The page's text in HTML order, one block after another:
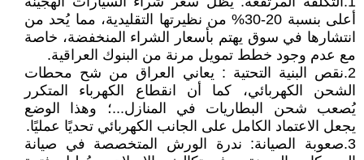
أعلى بنسبة 20-30% من نظيرتها التقليدية، مما يُحد من
انتشارها في سوق يهتم بأسعار الشراء المنخفضة، خاصة
مع عدم وجود خطط تمويل مرنة من البنوك العراقية.
2.نقص البنية التحتية : يعاني العراق من شح محطات
الشحن الكهربائي، كما أن انقطاع الكهرباء المتكرر
يُصعب شحن البطاريات في المنازل...؛ وهذا الوضع
يجعل الاعتماد الكامل على الجانب الكهربائي تحديًا عمليًا.
3.صعوبة الصيانة: ندرة الورش المتخصصة في صيانة